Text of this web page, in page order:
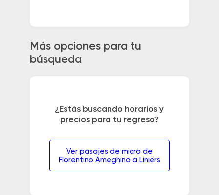
Más opciones para tu
búsqueda
¿Estás buscando horarios y
precios para tu regreso?
Ver pasajes de micro de
Florentino Ameghino a Liniers